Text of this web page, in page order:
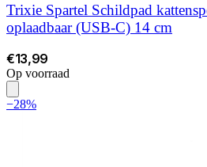
Trixie Spartel Schildpad
oplaadbaar (USB-C) 14 cm
€13,99
Op voorraad
−28%